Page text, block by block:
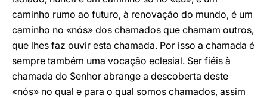
caminho rumo ao futuro, à renovação do mundo, é um
caminho no «nós» dos chamados que chamam outros,
que lhes faz ouvir esta chamada. Por isso a chamada é
sempre também uma vocação eclesial. Ser fiéis à
chamada do Senhor abrange a descoberta deste
«nós» no qual e para o qual somos chamados, assim